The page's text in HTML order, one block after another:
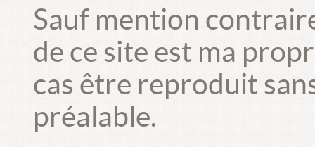
Sauf mention
de ce site est ma
cas être reproduit
préalable.